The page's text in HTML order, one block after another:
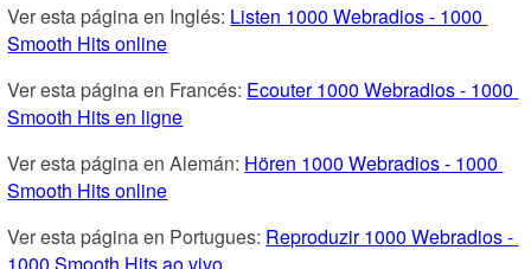
Ver esta página en Inglés: Listen 1000 Webradios - 1000
Smooth Hits online
Ver esta página en Francés: Ecouter 1000 Webradios - 1000
Smooth Hits en ligne
Ver esta página en Alemán: Hören 1000 Webradios - 1000
Smooth Hits online
Ver esta página en Portugues: Reproduzir 1000 Webradios -
1000 Smooth Hits ao vivo